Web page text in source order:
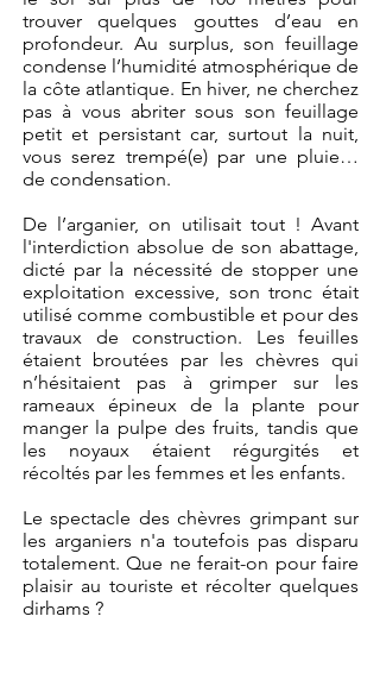
trouver quelques gouttes d’eau en
profondeur. Au surplus, son feuillage
condense l’humidité atmosphérique de
la côte atlantique. En hiver, ne cherchez
pas à vous abriter sous son feuillage
petit et persistant car, surtout la nuit,
vous serez trempé(e) par une pluie…
de condensation.
De l’arganier, on utilisait tout ! Avant
l'interdiction absolue de son abattage,
dicté par la nécessité de stopper une
exploitation excessive, son tronc était
utilisé comme combustible et pour des
travaux de construction. Les feuilles
étaient broutées par les chèvres qui
n’hésitaient pas à grimper sur les
rameaux épineux de la plante pour
manger la pulpe des fruits, tandis que
les noyaux étaient régurgités et
récoltés par les femmes et les enfants.
Le spectacle des chèvres grimpant sur
les arganiers n'a toutefois pas disparu
totalement. Que ne ferait-on pour faire
plaisir au touriste et récolter quelques
dirhams ?